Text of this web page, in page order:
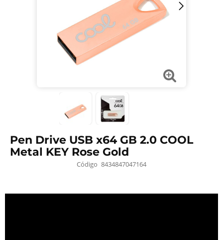
Pen Drive USB x64 GB 2.0 COOL
Metal KEY Rose Gold
Código 8434847047164